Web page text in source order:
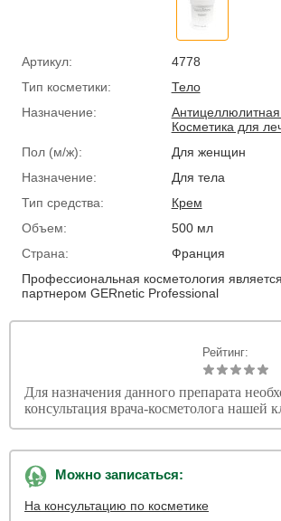
Артикул:
4778
Тип косметики:
Тело
Назначение:
Антицеллюлитная
Косметика для
Пол (м/ж):
Для женщин
Назначение:
Для тела
Тип средства:
Крем
Объем:
500 мл
Страна:
Франция
Профессиональная косметология
партнером GERnetic Professional
Рейтинг:
Для назначения данного препарата
консультация врача-косметолога нашей
Можно записаться:
На консультацию по косметике